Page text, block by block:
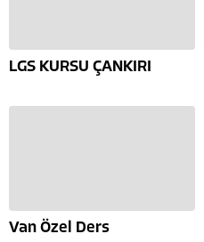
LGS KURSU ÇANKIRI
Van Özel Ders